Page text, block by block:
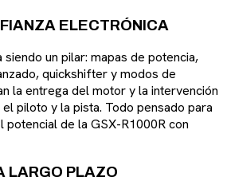
ELECTRÓNICA
siendo un pilar: mapas de potencia,
quickshifter y modos de
la entrega del motor y la intervención
piloto y la pista. Todo pensado para
de la GSX-R1000R con
LARGO PLAZO